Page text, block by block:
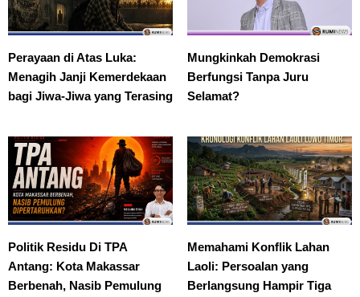
Perayaan di Atas Luka:
Menagih Janji Kemerdekaan
bagi Jiwa-Jiwa yang Terasing
Mungkinkah Demokrasi
Berfungsi Tanpa Juru
Selamat?
Politik Residu Di TPA
Antang: Kota Makassar
Berbenah, Nasib Pemulung
Memahami Konflik Lahan
Laoli: Persoalan yang
Berlangsung Hampir Tiga